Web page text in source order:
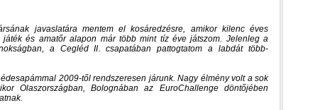
javaslatára mentem el kosáredzésre, amikor kilenc éves
játék és amatőr alapon már több mint tíz éve játszom. Jelenleg a
a Cegléd II. csapatában pattogtatom a labdát több-
2009-től rendszeresen járunk. Nagy élmény volt a sok
Olaszországban, Bolognában az EuroChallenge döntőjében